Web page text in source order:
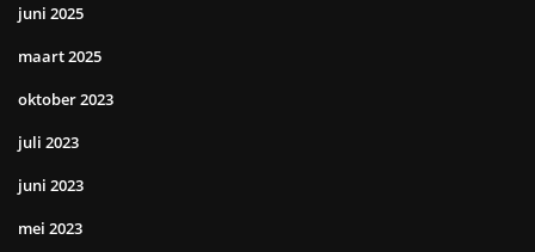
juni 2025
maart 2025
oktober 2023
juli 2023
juni 2023
mei 2023